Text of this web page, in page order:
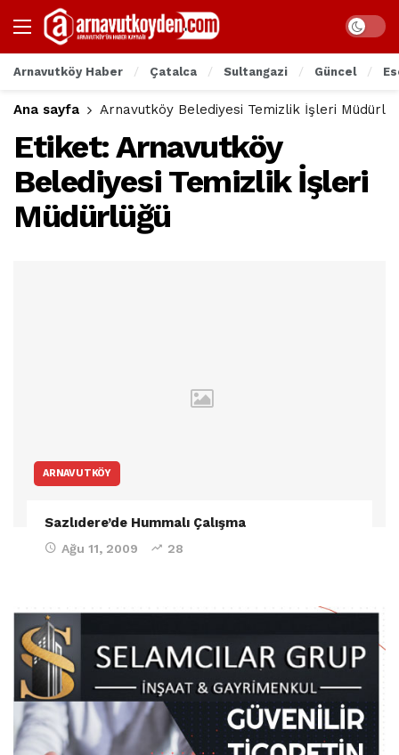
Arnavutköy Haber Çatalca Sultangazi Güncel
Ana sayfa Arnavutköy Belediyesi Temizlik İşleri
Etiket:Arnavutköy
Belediyesi Temizlik İşleri
Müdürlüğü
ARNAVUTKÖY
Sazlıdere’de Hummalı Çalışma
Ağu 11, 2009 28